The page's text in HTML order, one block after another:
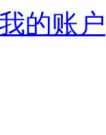
的账户